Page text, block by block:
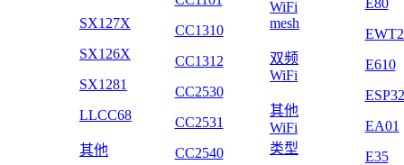
SX127X
SX126X
SX1281
LLCC68
其他
CC1310
CC1312
CC2530
CC2531
CC2540
WiFi
mesh
双频
WiFi
其他
WiFi
类型
E610
ESP32
EA01
E35